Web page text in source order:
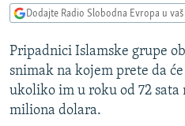
na
VIDEO
FOTOGALERIJE
INFOGRAFIKE
PODCASTI
RAT U UKRAJINI
KINA NA BALKANU
RSE PRIČE IZ SVIJETA
Dodajte Radio Slobodna Evropa u
Pripadnici Islamske grupe
snimak na kojem prete da
ukoliko im u roku od 72 sata
miliona dolara.